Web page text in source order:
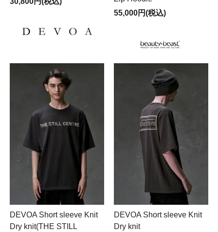
55,000円(税込)
DEVOA Short sleeve Knit
Dry knit(THE STILL
DEVOA Short sleeve Knit
Dry knit